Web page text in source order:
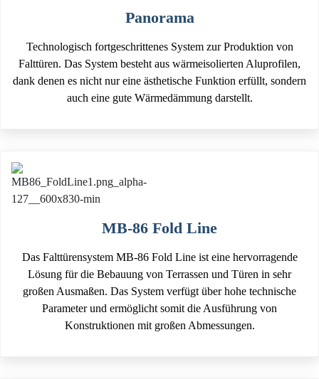
Panorama
Technologisch fortgeschrittenes System zur Produktion von
Falttüren. Das System besteht aus wärmeisolierten Aluprofilen,
dank denen es nicht nur eine ästhetische Funktion erfüllt, sondern
auch eine gute Wärmedämmung darstellt.
MB-86 Fold Line
Das Falttürensystem MB-86 Fold Line ist eine hervorragende
Lösung für die Bebauung von Terrassen und Türen in sehr
großen Ausmaßen. Das System verfügt über hohe technische
Parameter und ermöglicht somit die Ausführung von
Konstruktionen mit großen Abmessungen.